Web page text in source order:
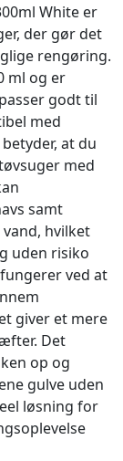
White er
der gør det
rengøring.
ml og er
godt til
med
at du
med
samt
hvilket
uden risiko
ved at
giver et mere
Det
op og
gulve uden
løsning for